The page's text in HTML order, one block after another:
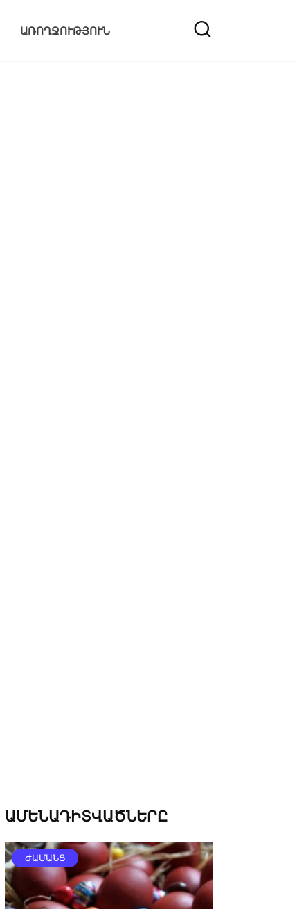
ԱՌՈՂՋՈՒԹՅՈՒՆ
ԱՄԵՆԱԴԻՏՎԱԾՆԵՐԸ
ԺԱՄԱՆՑ